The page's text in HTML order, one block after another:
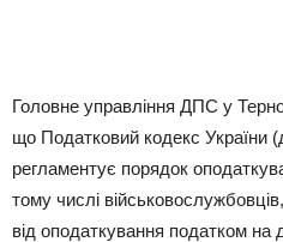
Головне управління ДПС у
що Податковий кодекс України
регламентує порядок
тому числі
від оподаткування податком на